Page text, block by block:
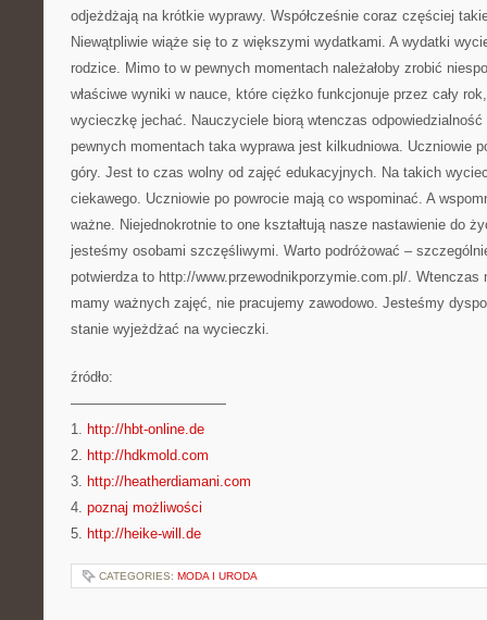
odjeżdżają na krótkie wyprawy. Współcześnie coraz częściej
Niewątpliwie wiąże się to z większymi wydatkami. A wydatki
rodzice. Mimo to w pewnych momentach należałoby zrobić
właściwe wyniki w nauce, które ciężko funkcjonuje przez cały
wycieczkę jechać. Nauczyciele biorą wtenczas
pewnych momentach taka wyprawa jest kilkudniowa. Uczniowie
góry. Jest to czas wolny od zajęć edukacyjnych. Na takich
ciekawego. Uczniowie po powrocie mają co wspominać. A
ważne. Niejednokrotnie to one kształtują nasze nastawienie do
jesteśmy osobami szczęśliwymi. Warto podróżować –
potwierdza to http://www.przewodnikporzymie.com.pl/. Wtenczas
mamy ważnych zajęć, nie pracujemy zawodowo. Jesteśmy
stanie wyjeżdżać na wycieczki.
źródło:
———————————
1. http://hbt-online.de
2. http://hdkmold.com
3. http://heatherdiamani.com
4. poznaj możliwości
5. http://heike-will.de
CATEGORIES: MODA I URODA